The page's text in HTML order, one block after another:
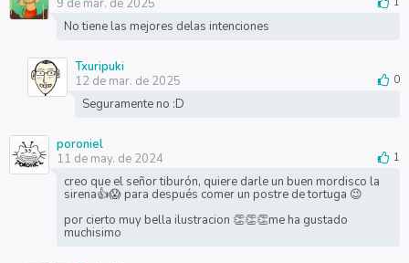
9 de mar. de 2025
No tiene las mejores delas intenciones
Txuripuki
12 de mar. de 2025
0
Seguramente no :D
poroniel
11 de may. de 2024
1
creo que el señor tiburón, quiere darle un buen mordisco la
sirena👍😱 para después comer un postre de tortuga 😉
por cierto muy bella ilustracion 👏👏👏me ha gustado
muchisimo